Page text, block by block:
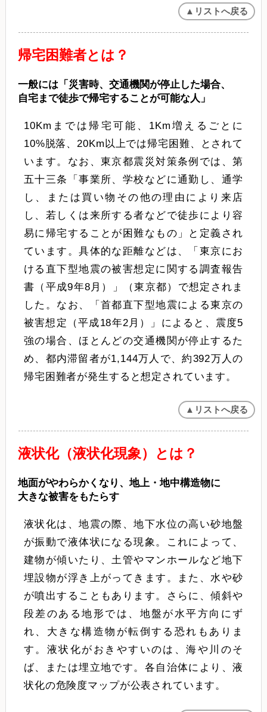
▲リストへ戻る
帰宅困難者とは？
一般には「災害時、交通機関が停止した場合、
自宅まで徒歩で帰宅することが可能な人」
10Kmまでは帰宅可能、1Km増えるごとに
10%脱落、20Km以上では帰宅困難、とされて
います。なお、東京都震災対策条例では、第
五十三条「事業所、学校などに通勤し、通学
し、または買い物その他の理由により来店
し、若しくは来所する者などで徒歩により容
易に帰宅することが困難なもの」と定義され
ています。具体的な距離などは、「東京にお
ける直下型地震の被害想定に関する調査報告
書（平成9年8月）」（東京都）で想定されま
した。なお、「首都直下型地震による東京の
被害想定（平成18年2月）」によると、震度5
強の場合、ほとんどの交通機関が停止するた
め、都内滞留者が1,144万人で、約392万人の
帰宅困難者が発生すると想定されています。
▲リストへ戻る
液状化（液状化現象）とは？
地面がやわらかくなり、地上・地中構造物に
大きな被害をもたらす
液状化は、地震の際、地下水位の高い砂地盤
が振動で液体状になる現象。これによって、
建物が傾いたり、土管やマンホールなど地下
埋設物が浮き上がってきます。また、水や砂
が噴出することもあります。さらに、傾斜や
段差のある地形では、地盤が水平方向にず
れ、大きな構造物が転倒する恐れもありま
す。液状化がおきやすいのは、海や川のそ
ば、または埋立地です。各自治体により、液
状化の危険度マップが公表されています。